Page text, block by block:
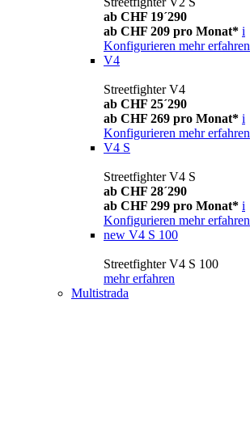
ab CHF 19´290
ab CHF 209 pro Monat* i
Konfigurieren mehr erfahren
V4
Streetfighter V4
ab CHF 25´290
ab CHF 269 pro Monat* i
Konfigurieren mehr erfahren
V4 S
Streetfighter V4 S
ab CHF 28´290
ab CHF 299 pro Monat* i
Konfigurieren mehr erfahren
new V4 S 100
Streetfighter V4 S 100
mehr erfahren
Multistrada